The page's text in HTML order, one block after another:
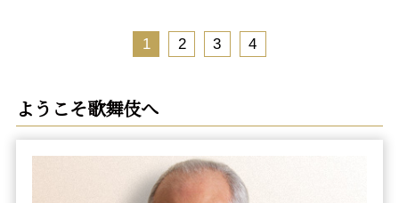
1 2 3 4
ようこそ歌舞伎へ